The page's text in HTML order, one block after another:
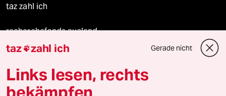
taz zahl ich
recherchefonds ausland
panterpreis 2026
taz zahl ich Gerade nicht
Links lesen, rechts